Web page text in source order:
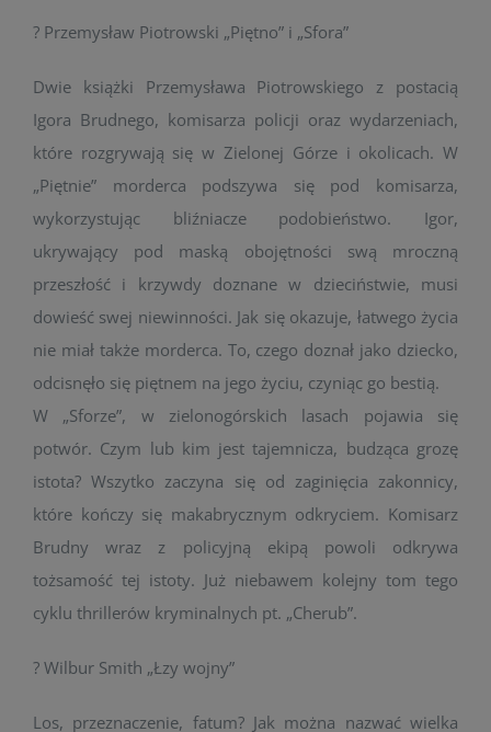
? Przemysław Piotrowski „Piętno” i „Sfora”
Dwie książki Przemysława Piotrowskiego z postacią
Igora Brudnego, komisarza policji oraz wydarzeniach,
które rozgrywają się w Zielonej Górze i okolicach. W
„Piętnie” morderca podszywa się pod komisarza,
wykorzystując bliźniacze podobieństwo. Igor,
ukrywający pod maską obojętności swą mroczną
przeszłość i krzywdy doznane w dzieciństwie, musi
dowieść swej niewinności. Jak się okazuje, łatwego życia
nie miał także morderca. To, czego doznał jako dziecko,
odcisnęło się piętnem na jego życiu, czyniąc go bestią.
W „Sforze”, w zielonogórskich lasach pojawia się
potwór. Czym lub kim jest tajemnicza, budząca grozę
istota? Wszytko zaczyna się od zaginięcia zakonnicy,
które kończy się makabrycznym odkryciem. Komisarz
Brudny wraz z policyjną ekipą powoli odkrywa
tożsamość tej istoty. Już niebawem kolejny tom tego
cyklu thrillerów kryminalnych pt. „Cherub”.
? Wilbur Smith „Łzy wojny”
Los, przeznaczenie, fatum? Jak można nazwać wielka